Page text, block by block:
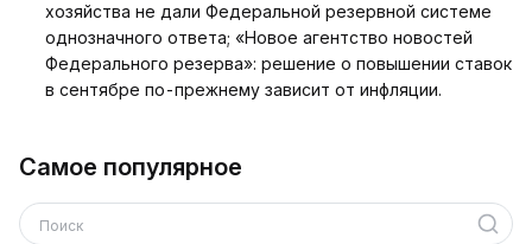
хозяйства не дали Федеральной резервной системе
однозначного ответа; «Новое агентство новостей
Федерального резерва»: решение о повышении ставок
в сентябре по-прежнему зависит от инфляции.
Самое популярное
Поиск